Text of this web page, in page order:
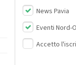
News Pavia
Eventi Nord-
Accetto